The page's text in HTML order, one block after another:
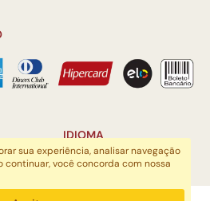
IDIOMA
sua experiência, analisar navegação
continuar, você concorda com nossa